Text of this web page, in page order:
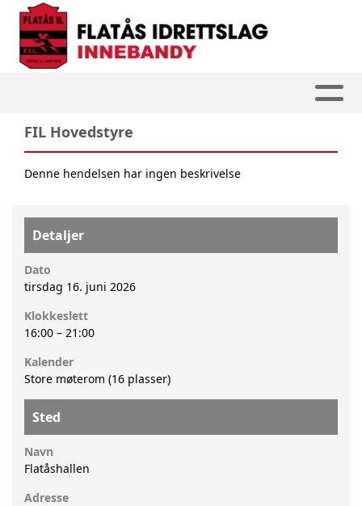
FIL Hovedstyre
Denne hendelsen har ingen beskrivelse
Detaljer
Dato
tirsdag 16. juni 2026
Klokkeslett
16:00 – 21:00
Kalender
Store møterom (16 plasser)
Sted
Navn
Flatåshallen
Adresse